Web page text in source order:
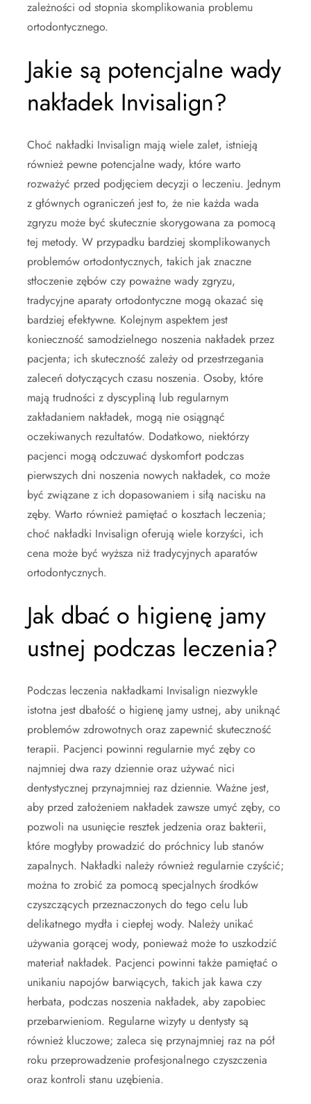
zależności od stopnia skomplikowania problemu
ortodontycznego.
Jakie są potencjalne wady
nakładek Invisalign?
Choć nakładki Invisalign mają wiele zalet, istnieją
również pewne potencjalne wady, które warto
rozważyć przed podjęciem decyzji o leczeniu. Jednym
z głównych ograniczeń jest to, że nie każda wada
zgryzu może być skutecznie skorygowana za pomocą
tej metody. W przypadku bardziej skomplikowanych
problemów ortodontycznych, takich jak znaczne
stłoczenie zębów czy poważne wady zgryzu,
tradycyjne aparaty ortodontyczne mogą okazać się
bardziej efektywne. Kolejnym aspektem jest
konieczność samodzielnego noszenia nakładek przez
pacjenta; ich skuteczność zależy od przestrzegania
zaleceń dotyczących czasu noszenia. Osoby, które
mają trudności z dyscypliną lub regularnym
zakładaniem nakładek, mogą nie osiągnąć
oczekiwanych rezultatów. Dodatkowo, niektórzy
pacjenci mogą odczuwać dyskomfort podczas
pierwszych dni noszenia nowych nakładek, co może
być związane z ich dopasowaniem i siłą nacisku na
zęby. Warto również pamiętać o kosztach leczenia;
choć nakładki Invisalign oferują wiele korzyści, ich
cena może być wyższa niż tradycyjnych aparatów
ortodontycznych.
Jak dbać o higienę jamy
ustnej podczas leczenia?
Podczas leczenia nakładkami Invisalign niezwykle
istotna jest dbałość o higienę jamy ustnej, aby uniknąć
problemów zdrowotnych oraz zapewnić skuteczność
terapii. Pacjenci powinni regularnie myć zęby co
najmniej dwa razy dziennie oraz używać nici
dentystycznej przynajmniej raz dziennie. Ważne jest,
aby przed założeniem nakładek zawsze umyć zęby, co
pozwoli na usunięcie resztek jedzenia oraz bakterii,
które mogłyby prowadzić do próchnicy lub stanów
zapalnych. Nakładki należy również regularnie czyścić;
można to zrobić za pomocą specjalnych środków
czyszczących przeznaczonych do tego celu lub
delikatnego mydła i ciepłej wody. Należy unikać
używania gorącej wody, ponieważ może to uszkodzić
materiał nakładek. Pacjenci powinni także pamiętać o
unikaniu napojów barwiących, takich jak kawa czy
herbata, podczas noszenia nakładek, aby zapobiec
przebarwieniom. Regularne wizyty u dentysty są
również kluczowe; zaleca się przynajmniej raz na pół
roku przeprowadzenie profesjonalnego czyszczenia
oraz kontroli stanu uzębienia.